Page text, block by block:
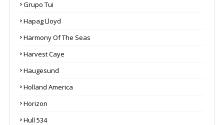
Grupo Tui
Hapag Lloyd
Harmony Of The Seas
Harvest Caye
Haugesund
Holland America
Horizon
Hull 534